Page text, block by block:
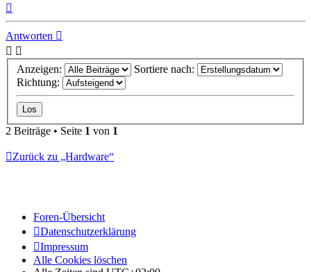
Antworten
Anzeigen:
Sortiere nach:
Richtung:
2 Beiträge • Seite 1 von 1
Zurück zu „Hardware“
Foren-Übersicht
Datenschutzerklärung
Impressum
Alle Cookies löschen